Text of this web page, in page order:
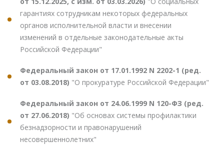
гарантиях сотрудникам некоторых федеральных
органов исполнительной власти и внесении
изменений в отдельные законодательные акты
Российской Федерации"
Федеральный закон от 17.01.1992 N 2202-1 (ред.
от 03.08.2018) "О прокуратуре Российской Федерации"
Федеральный закон от 24.06.1999 N 120-ФЗ (ред.
от 27.06.2018) "Об основах системы профилактики
безнадзорности и правонарушений
несовершеннолетних"